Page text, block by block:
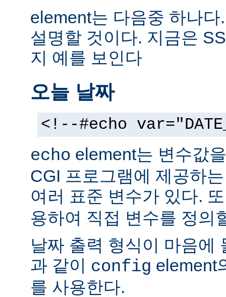
element는 다음중 하나
설명할 것이다. 지금은
지 예를 보인다
오늘 날짜
<!--#echo
echo element는 변수값
CGI 프로그램에 제공하
여러 표준 변수가 있다.
용하여 직접 변수를 정의
날짜 출력 형식이 마음에
과 같이 config element
를 사용한다.